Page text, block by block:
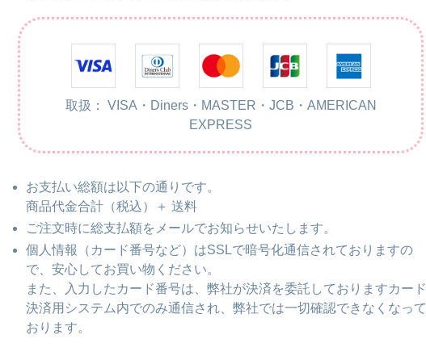
取扱： VISA・Diners・MASTER・JCB・AMERICAN
EXPRESS
お支払い総額は以下の通りです。
商品代金合計（税込）＋ 送料
ご注文時に総支払額をメールでお知らせいたします。
個人情報（カード番号など）はSSLで暗号化通信されておりますの
で、安心してお買い物ください。
また、入力したカード番号は、弊社が決済を委託しておりますカード
決済用システム内でのみ通信され、弊社では一切確認できなくなって
おります。